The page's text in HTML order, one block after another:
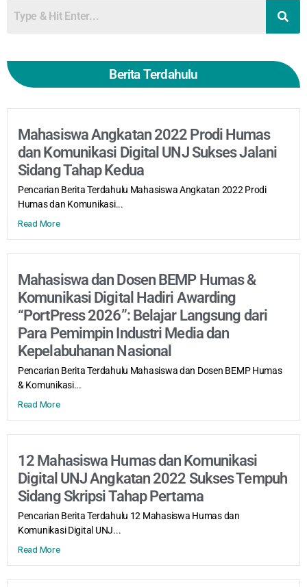
Berita Terdahulu
Mahasiswa Angkatan 2022 Prodi Humas
dan Komunikasi Digital UNJ Sukses Jalani
Sidang Tahap Kedua
Pencarian Berita Terdahulu Mahasiswa Angkatan 2022 Prodi
Humas dan Komunikasi...
Read More
Mahasiswa dan Dosen BEMP Humas &
Komunikasi Digital Hadiri Awarding
“PortPress 2026”: Belajar Langsung dari
Para Pemimpin Industri Media dan
Kepelabuhanan Nasional
Pencarian Berita Terdahulu Mahasiswa dan Dosen BEMP Humas
& Komunikasi...
Read More
12 Mahasiswa Humas dan Komunikasi
Digital UNJ Angkatan 2022 Sukses Tempuh
Sidang Skripsi Tahap Pertama
Pencarian Berita Terdahulu 12 Mahasiswa Humas dan
Komunikasi Digital UNJ...
Read More